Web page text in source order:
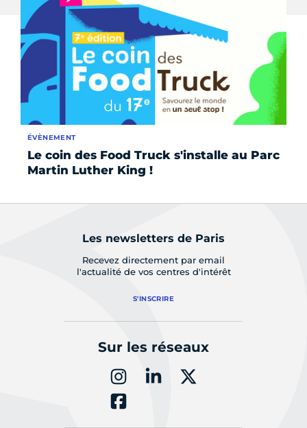
Le coin des Food Truck s'installe au Parc
Martin Luther King !
ÉVÈNEMENT
Les newsletters de Paris
Recevez directement par email
l'actualité de vos centres d'intérêt
S'INSCRIRE
Sur les réseaux